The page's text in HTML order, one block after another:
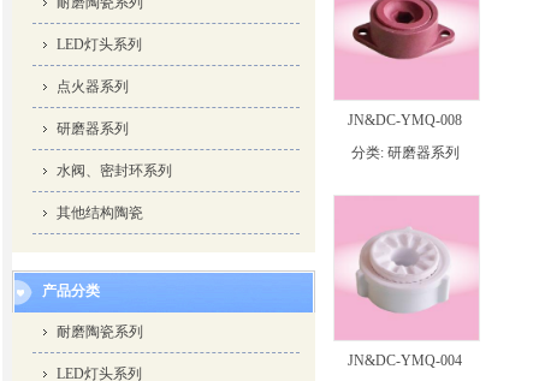
LED灯头系列
点火器系列
研磨器系列
水阀、密封环系列
其他结构陶瓷
产品分类
耐磨陶瓷系列
LED灯头系列
JN&DC-YMQ-008
分类: 研磨器系列
JN&DC-YMQ-004